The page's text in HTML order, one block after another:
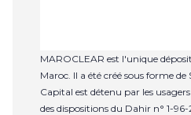
MAROCLEAR est l'unique
Maroc. Il a été créé sous forme
Capital est détenu par les usagers
des dispositions du Dahir n° 1-